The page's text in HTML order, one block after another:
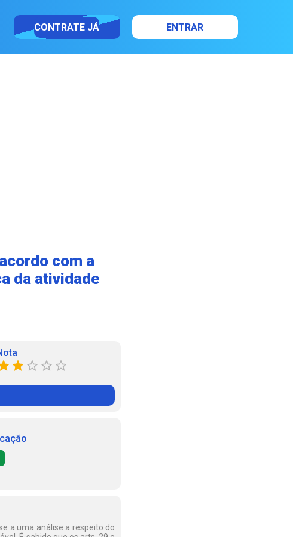
CONTRATE JÁ ENTRAR
com a
da atividade
a uma análise a respeito do